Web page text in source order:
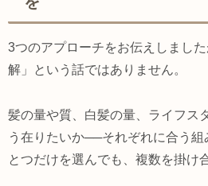
3つのアプローチをお伝えしまし
解」という話ではありません。
髪の量や質、白髪の量、ライフス
う在りたいか──それぞれに合う
とつだけを選んでも、複数を掛け